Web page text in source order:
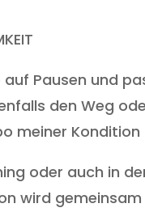
Pausen und
den Weg
meiner Kondition
oder auch in
wird gemeinsam